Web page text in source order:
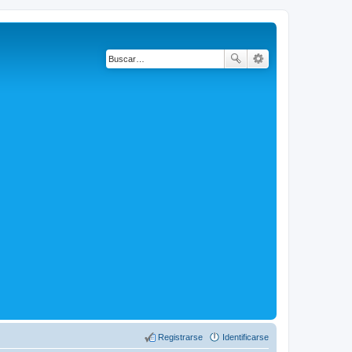
Identificarse
Registrarse